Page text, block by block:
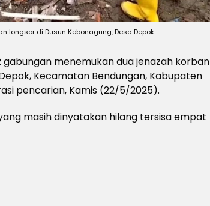
longsor di Dusun Kebonagung, Desa Depok
gabungan menemukan dua jenazah korban
Kecamatan Bendungan, Kabupaten
pencarian, Kamis (22/5/2025).
masih dinyatakan hilang tersisa empat